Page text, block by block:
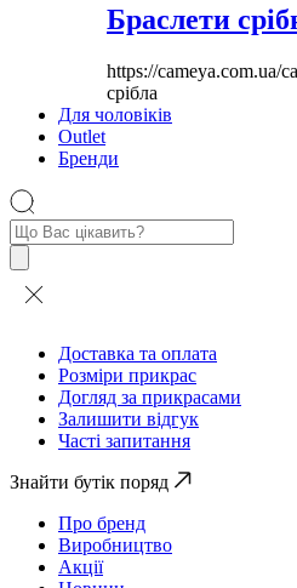
Браслети
https://cameya.com.ua/
срібла
Для чоловіків
Outlet
Бренди
Пошук
товарів
Доставка та оплата
Розміри прикрас
Догляд за прикрасами
Залишити відгук
Часті запитання
Знайти бутік поряд
Про бренд
Виробництво
Акції